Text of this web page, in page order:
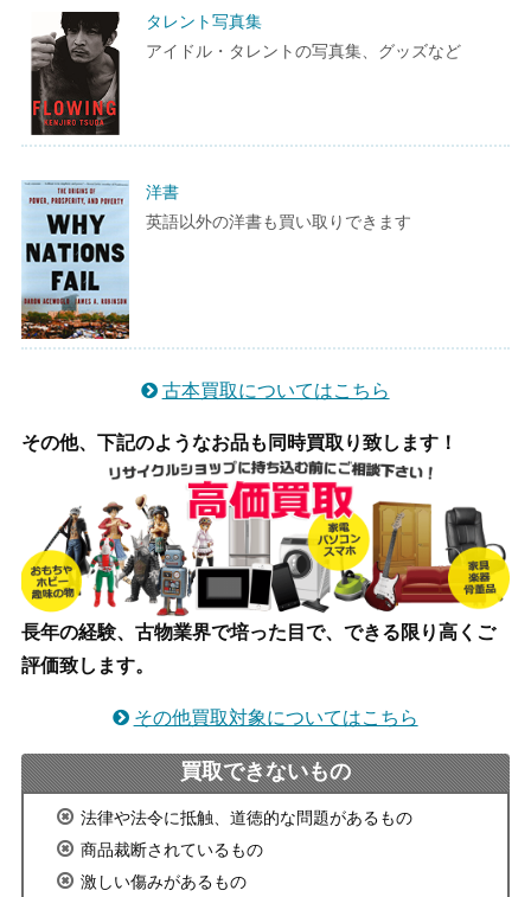
タレント写真集
アイドル・タレントの写真集、グッズなど
洋書
英語以外の洋書も買い取りできます
古本買取についてはこちら
その他、下記のようなお品も同時買取り致します！
長年の経験、古物業界で培った目で、できる限り高くご
評価致します。
その他買取対象についてはこちら
買取できないもの
法律や法令に抵触、道徳的な問題があるもの
商品裁断されているもの
激しい傷みがあるもの